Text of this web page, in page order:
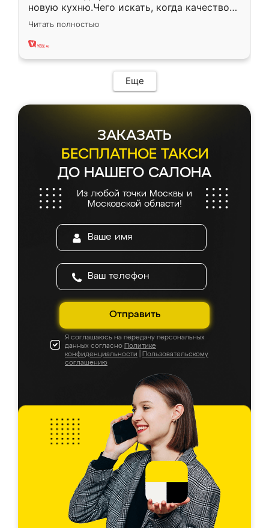
новую кухню.Чего искать, когда качеством
вполне довольна. Служит кухня уже почти
два года, нареканий нет.
Читать полностью
Еще
ЗАКАЗАТЬ
БЕСПЛАТНОЕ ТАКСИ
ДО НАШЕГО САЛОНА
Из любой точки Москвы и
Московской области!
Отправить
Я соглашаюсь на передачу персональных
данных согласно Политике
конфиденциальности
Пользовательскому
соглашению